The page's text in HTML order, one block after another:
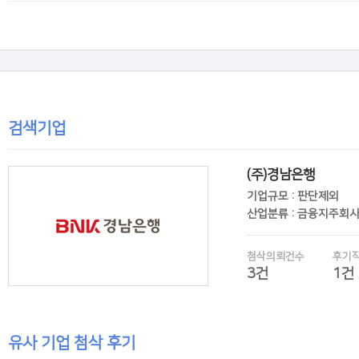
검색기업
(주)경남은행
기업규모 : 판단제외
산업분류 : 금융지주회사
첨삭의뢰건수
3건
후기
1건
유사 기업 첨삭 후기